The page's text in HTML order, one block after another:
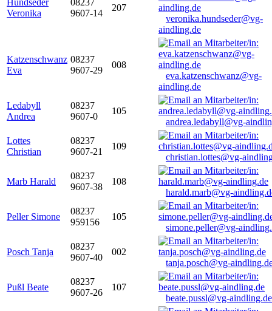
Hundseder
Veronika
08237
9607-14
207
veronika.hundseder@vg-
aindling.de
Katzenschwanz
Eva
08237
9607-29
008
eva.katzenschwanz@vg-
aindling.de
Ledabyll
Andrea
08237
9607-0
105
andrea.ledabyll@vg-
Lottes
Christian
08237
9607-21
109
christian.lottes@vg-
Marb Harald
08237
9607-38
108
harald.marb@vg-
Peller Simone
08237
959156
105
simone.peller@vg-
Posch Tanja
08237
9607-40
002
tanja.posch@vg-
Pußl Beate
08237
9607-26
107
beate.pussl@vg-aindling.de